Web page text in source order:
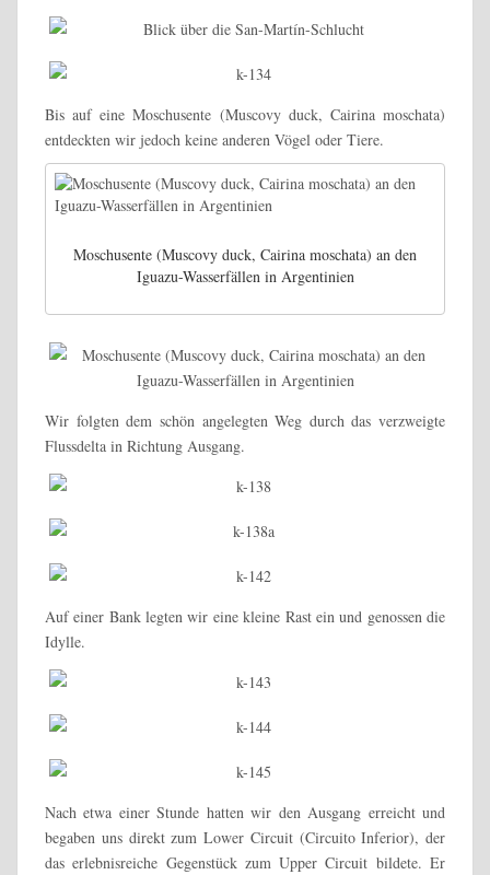
Bis auf eine Moschusente (Muscovy duck, Cairina moschata)
entdeckten wir jedoch keine anderen Vögel oder Tiere.
Moschusente (Muscovy duck, Cairina moschata) an den
Iguazu-Wasserfällen in Argentinien
Wir folgten dem schön angelegten Weg durch das verzweigte
Flussdelta in Richtung Ausgang.
Auf einer Bank legten wir eine kleine Rast ein und genossen die
Idylle.
Nach etwa einer Stunde hatten wir den Ausgang erreicht und
begaben uns direkt zum Lower Circuit (Circuito Inferior), der
das erlebnisreiche Gegenstück zum Upper Circuit bildete. Er